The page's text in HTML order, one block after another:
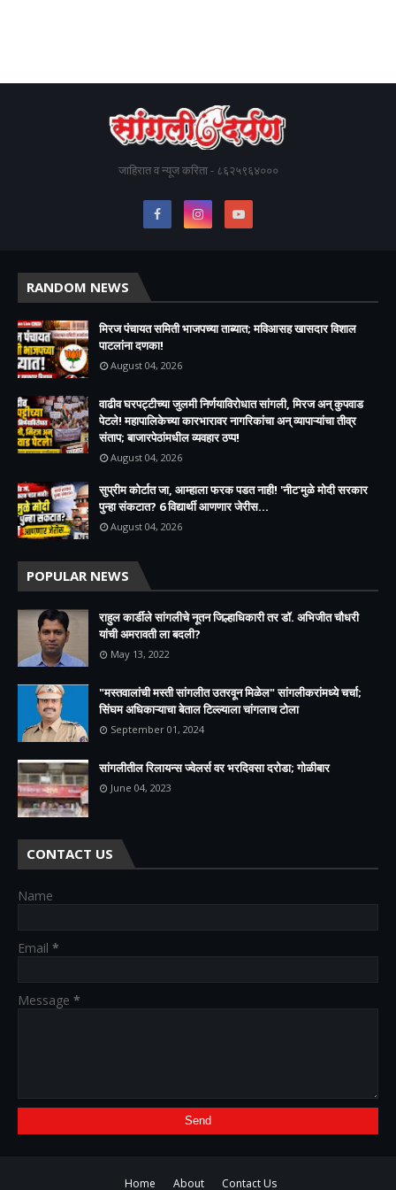
जाहिरात व न्यूज करिता - ८६२५९६४०००
RANDOM NEWS
मिरज पंचायत समिती भाजपच्या ताब्यात; मविआसह खासदार विशाल
पाटलांना दणका!
August 04, 2026
वाढीव घरपट्टीच्या जुलमी निर्णयाविरोधात सांगली, मिरज अन् कुपवाड
पेटले! महापालिकेच्या कारभारावर नागरिकांचा अन् व्यापाऱ्यांचा तीव्र
संताप; बाजारपेठांमधील व्यवहार ठप्प!​
August 04, 2026
सुप्रीम कोर्टात जा, आम्हाला फरक पडत नाही! 'नीट'मुळे मोदी सरकार
पुन्हा संकटात? 6 विद्यार्थी आणणार जेरीस...
August 04, 2026
POPULAR NEWS
राहुल कार्डीले सांगलीचे नूतन जिल्हाधिकारी तर डॉ. अभिजीत चौधरी
यांची अमरावती ला बदली?
May 13, 2022
"मस्तवालांची मस्ती सांगलीत उतरवून मिळेल" सांगलीकरांमध्ये चर्चा;
सिंघम अधिकाऱ्याचा बेताल टिल्ल्याला चांगलाच टोला
September 01, 2024
सांगलीतील रिलायन्स ज्वेलर्स वर भरदिवसा दरोडा; गोळीबार
June 04, 2023
CONTACT US
Name
Email *
Message *
Home About Contact Us